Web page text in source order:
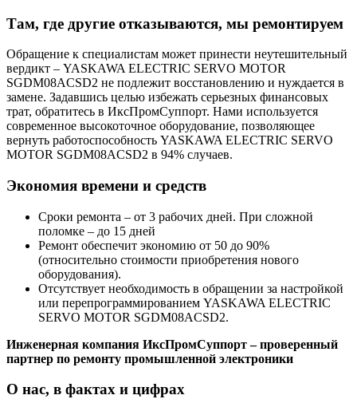
Там, где другие отказываются, мы ремонтируем
Обращение к специалистам может принести неутешительный
вердикт – YASKAWA ELECTRIC SERVO MOTOR
SGDM08ACSD2 не подлежит восстановлению и нуждается в
замене. Задавшись целью избежать серьезных финансовых
трат, обратитесь в ИксПромСуппорт. Нами используется
современное высокоточное оборудование, позволяющее
вернуть работоспособность YASKAWA ELECTRIC SERVO
MOTOR SGDM08ACSD2 в 94% случаев.
Экономия времени и средств
Сроки ремонта – от 3 рабочих дней. При сложной
поломке – до 15 дней
Ремонт обеспечит экономию от 50 до 90%
(относительно стоимости приобретения нового
оборудования).
Отсутствует необходимость в обращении за настройкой
или перепрограммированием YASKAWA ELECTRIC
SERVO MOTOR SGDM08ACSD2.
Инженерная компания ИксПромСуппорт – проверенный
партнер по ремонту промышленной электроники
О нас, в фактах и цифрах